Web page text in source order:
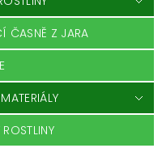
ČASNĚ Z JARA